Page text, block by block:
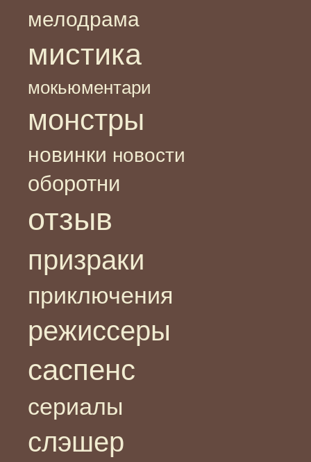
мелодрама
мистика
мокьюментари
монстры
новинки новости
оборотни
отзыв
призраки
приключения
режиссеры
саспенс
сериалы
слэшер